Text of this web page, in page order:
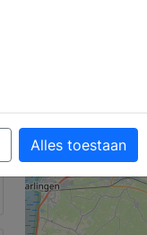
Alles toestaan